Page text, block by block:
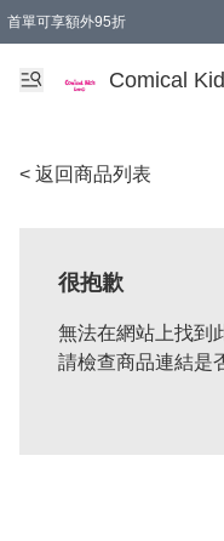
首單可享額外95折
Comical
< 返回商品列表
很抱歉
無法在網站上找到
請檢查商品連結是